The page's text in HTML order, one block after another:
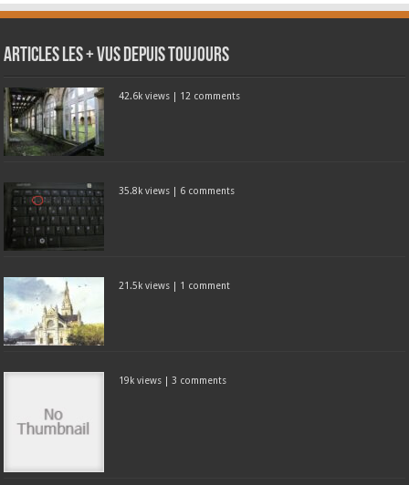
Articles les + vus depuis toujours
42.6k views 12 comments
35.8k views 6 comments
21.5k views 1 comment
19k views 3 comments